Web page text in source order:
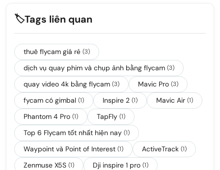
🏷️Tags liên quan
thuê flycam giá rẻ (3)
dịch vụ quay phim và chụp ảnh bằng flycam (3)
quay video 4k bằng flycam (3) Mavic Pro (3)
fycam có gimbal (1) Inspire 2 (1) Mavic Air (1)
Phantom 4 Pro (1) TapFly (1)
Top 6 Flycam tốt nhất hiện nay (1)
Waypoint và Point of Interest (1) ActiveTrack (1)
Zenmuse X5S (1) Dji inspire 1 pro (1)